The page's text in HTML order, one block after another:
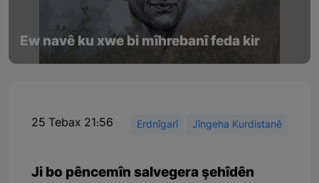
Ew navê ku xwe bi mîhrebanî feda kir
25 Tebax 21:56 Erdnîgarî Jîngeha Kurdistanê
Ji bo pêncemîn salvegera şehîdên